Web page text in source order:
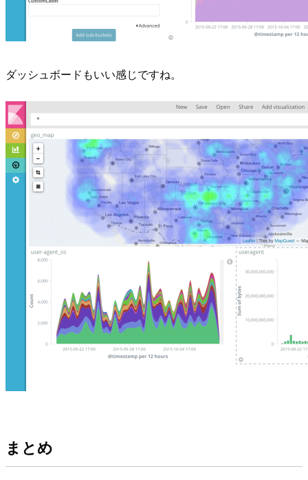
ダッシュボードもいい感じですね。
まとめ